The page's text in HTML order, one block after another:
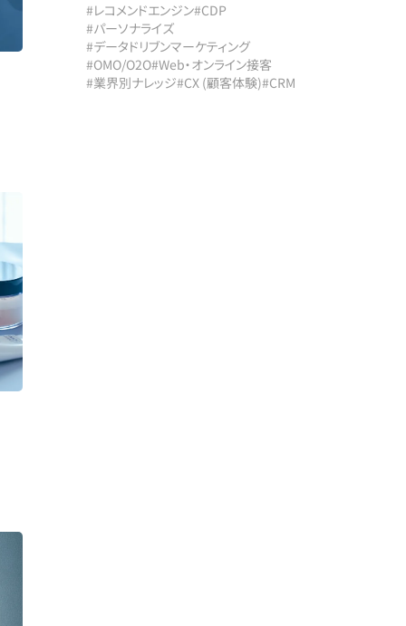
#レコメンドエンジン#CDP
#パーソナライズ
#データドリブンマーケティング
#OMO/O2O#Web・オンライン接客
#業界別ナレッジ#CX (顧客体験)#CRM